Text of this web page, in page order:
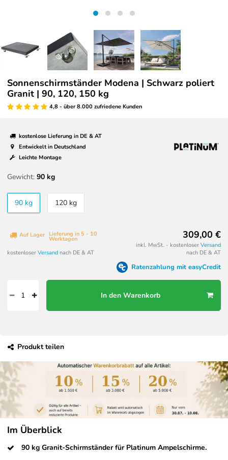
Sonnenschirmständer Modena | Schwarz poliert
Granit | 90, 120, 150 kg
4,8 - über 8.000 zufriedene Kunden
kostenlose Lieferung in DE & AT
Entwickelt in Deutschland
Leichte Montage
Gewicht: 90 kg
90 kg 120 kg
Lieferung in 5 - 10
Werktagen
Auf Lager
kostenloser Versand nach DE & AT
309,00 €
inkl. MwSt. - kostenloser Versand
nach DE & AT
Ratenzahlung mit easyCredit
In den Warenkorb
Produkt teilen
Im Überblick
90 kg Granit-Schirmständer für Platinum Ampelschirme.